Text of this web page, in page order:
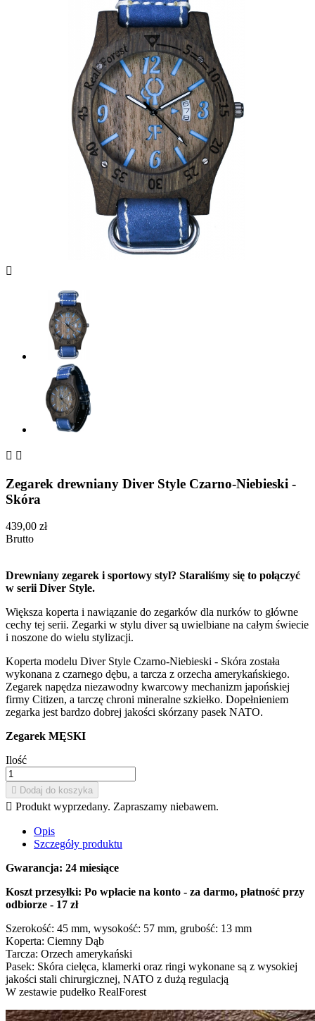

 
Zegarek drewniany Diver Style Czarno-Niebieski -
Skóra
439,00 zł
Brutto
Drewniany zegarek i sportowy styl? Staraliśmy się to połączyć
w serii Diver Style.
Większa koperta i nawiązanie do zegarków dla nurków to główne
cechy tej serii. Zegarki w stylu diver są uwielbiane na całym świecie
i noszone do wielu stylizacji.
Koperta modelu Diver Style Czarno-Niebieski - Skóra została
wykonana z czarnego dębu, a tarcza z orzecha amerykańskiego.
Zegarek napędza niezawodny kwarcowy mechanizm japońskiej
firmy Citizen, a tarczę chroni mineralne szkiełko. Dopełnieniem
zegarka jest bardzo dobrej jakości skórzany pasek NATO.
Zegarek MĘSKI
Ilość
 Dodaj do koszyka
 Produkt wyprzedany. Zapraszamy niebawem.
Opis
Szczegóły produktu
Gwarancja: 24 miesiące
Koszt przesyłki: Po wpłacie na konto - za darmo, płatność przy
odbiorze - 17 zł
Szerokość: 45 mm, wysokość: 57 mm, grubość: 13 mm
Koperta: Ciemny Dąb
Tarcza: Orzech amerykański
Pasek: Skóra cielęca, klamerki oraz ringi wykonane są z wysokiej
jakości stali chirurgicznej, NATO z dużą regulacją
W zestawie pudełko RealForest